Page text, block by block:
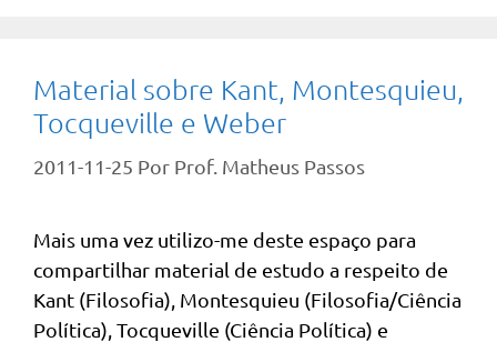
Material sobre Kant, Montesquieu,
Tocqueville e Weber
2011-11-25 Por Prof. Matheus Passos
Mais uma vez utilizo-me deste espaço para
compartilhar material de estudo a respeito de
Kant (Filosofia), Montesquieu (Filosofia/Ciência
Política), Tocqueville (Ciência Política) e